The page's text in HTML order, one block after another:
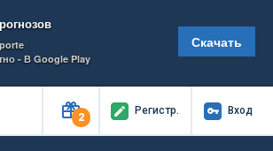
- В Google Play
Скачать
2
Регистр. Вход